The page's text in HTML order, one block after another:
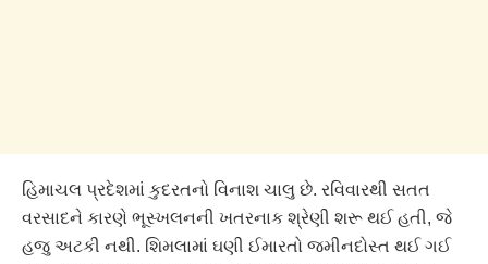
હિમાચલ પ્રદેશમાં કુદરતનો વિનાશ ચાલુ છે. રવિવારથી સતત
વરસાદને કારણે ભૂસ્ખલનની ખતરનાક શ્રેણી શરૂ થઈ હતી, જે
હજુ અટકી નથી. શિમલામાં ઘણી ઈમારતો જમીનદોસ્ત થઈ ગઈ